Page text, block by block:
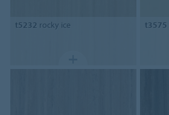
t5232 rocky ice t3575